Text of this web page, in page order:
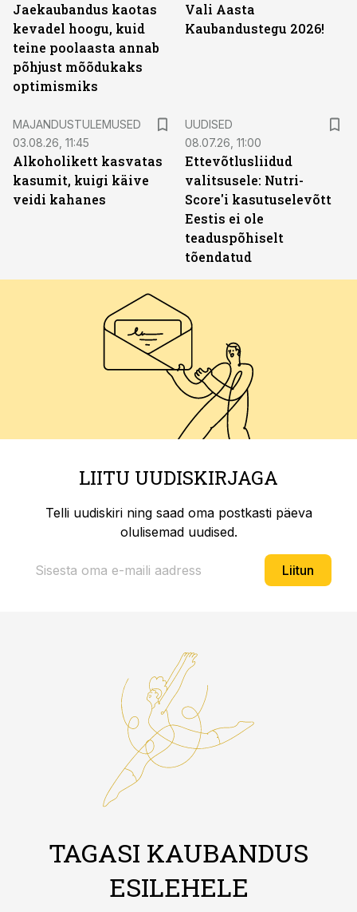
Jaekaubandus kaotas
kevadel hoogu, kuid
teine poolaasta annab
põhjust mõõdukaks
optimismiks
Vali Aasta
Kaubandustegu 2026!
MAJANDUSTULEMUSED
03.08.26, 11:45
Alkoholikett kasvatas
kasumit, kuigi käive
veidi kahanes
UUDISED
08.07.26, 11:00
Ettevõtlusliidud
valitsusele: Nutri-
Score'i kasutuselevõtt
Eestis ei ole
teaduspõhiselt
tõendatud
LIITU UUDISKIRJAGA
Telli uudiskiri ning saad oma postkasti päeva
olulisemad uudised.
Liitun
TAGASI KAUBANDUS
ESILEHELE